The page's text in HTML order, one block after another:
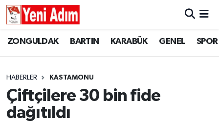
ZONGULDAK BARTIN KARABÜK GENEL SPOR
HABERLER KASTAMONU
Çiftçilere 30 bin fide
dağıtıldı
ZONGULDAK
ASAYİŞ
GÜNCEL
ZONGULDAK
KARABÜK
GENEL
Zonguldak Hava Durumu
Süper Lig Puan Durumu ve Fikstür
Tüm Manşetler